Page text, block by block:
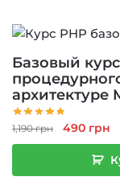
Базовый
архитектуре
1,190грн
цена
1,190 грн.
490 грн